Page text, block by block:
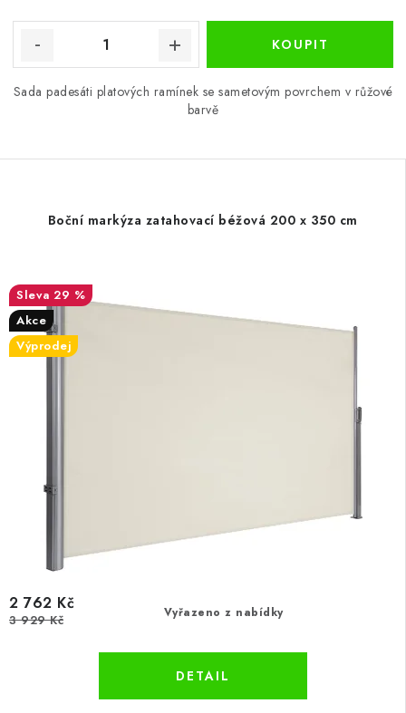
Sada padesáti platových ramínek se sametovým povrchem v růžové
barvě
Boční markýza zatahovací béžová 200 x 350 cm
29 %
Akce
Výprodej
Vyřazeno z nabídky
2 762 Kč
3 929 Kč